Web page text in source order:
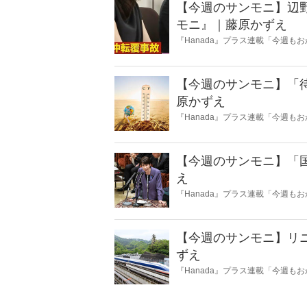
【今週のサンモニ】
モニ』｜藤原かずえ
『Hanada』プラス連載「今週も
【今週のサンモニ】
原かずえ
『Hanada』プラス連載「今週も
【今週のサンモニ】
え
『Hanada』プラス連載「今週も
【今週のサンモニ】
ずえ
『Hanada』プラス連載「今週も